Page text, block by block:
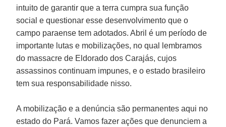
intuito de garantir que a terra cumpra sua função
social e questionar esse desenvolvimento que o
campo paraense tem adotados. Abril é um período de
importante lutas e mobilizações, no qual lembramos
do massacre de Eldorado dos Carajás, cujos
assassinos continuam impunes, e o estado brasileiro
tem sua responsabilidade nisso.
A mobilização e a denúncia são permanentes aqui no
estado do Pará. Vamos fazer ações que denunciem a